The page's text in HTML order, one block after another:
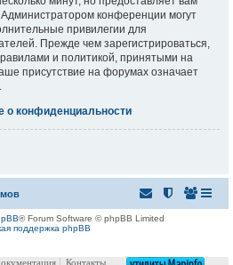
конференции могут
привилегии для
Прежде чем зарегистрироваться,
и политикой, принятыми на
присутствие на форумах означает
о конфиденциальности
® Forum Software © phpBB Limited
поддержка phpBB
Контакты